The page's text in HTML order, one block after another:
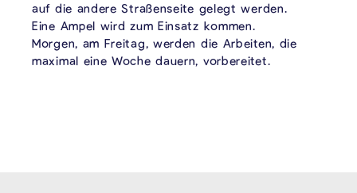
auf die andere Straßenseite gelegt werden.
Eine Ampel wird zum Einsatz kommen.
Morgen, am Freitag, werden die Arbeiten, die
maximal eine Woche dauern, vorbereitet.